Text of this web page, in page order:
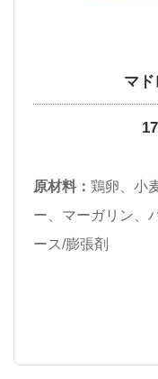
マド
原材料： 鶏卵、小
ー、マーガリン、
ース/膨張剤